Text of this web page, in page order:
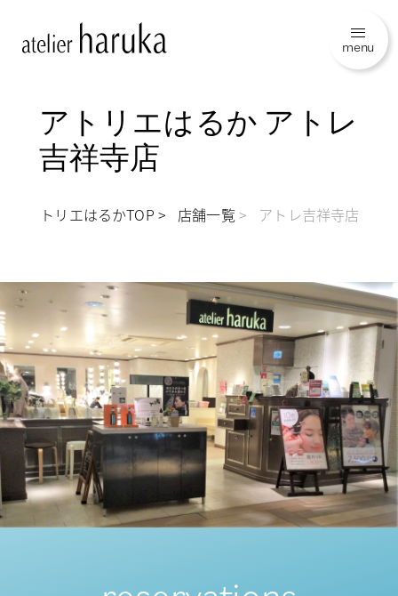
menu
アトリエはるか アトレ
吉祥寺店
アトリエはるかTOP 店舗一覧 アトレ吉祥寺店